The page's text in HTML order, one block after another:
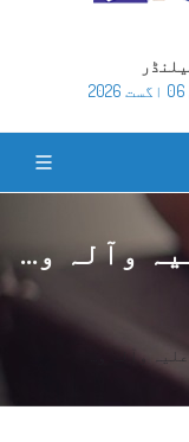
وآلہ و...
وآلہ و...